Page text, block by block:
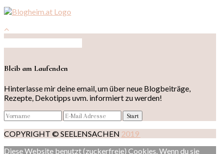
Bleib am Laufenden
Hinterlasse mir deine email, um über neue Blogbeiträge,
Rezepte, Dekotipps uvm. informiert zu werden!
COPYRIGHT © SEELENSACHEN 2019
Diese Website benutzt (zuckerfreie) Cookies. Wenn du sie